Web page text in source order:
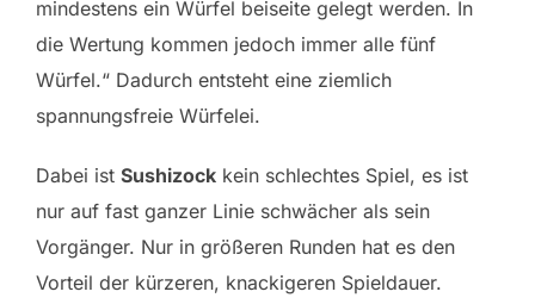
mindestens ein Würfel beiseite gelegt werden. In
die Wertung kommen jedoch immer alle fünf
Würfel.“ Dadurch entsteht eine ziemlich
spannungsfreie Würfelei.
Dabei ist Sushizock kein schlechtes Spiel, es ist
nur auf fast ganzer Linie schwächer als sein
Vorgänger. Nur in größeren Runden hat es den
Vorteil der kürzeren, knackigeren Spieldauer.